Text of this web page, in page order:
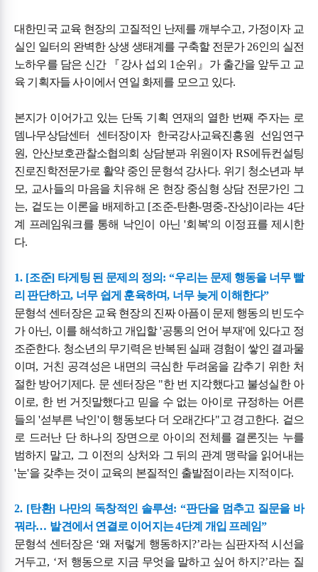
대한민국 교육 현장의 고질적인 난제를 깨부수고, 가정이자 교
실인 일터의 완벽한 상생 생태계를 구축할 전문가 26인의 실전
노하우를 담은 신간
『강사 섭외 1 순위 』 가 출간을 앞두고 교
육 기획자들 사이에서 연일 화제를 모으고 있다.
본지가 이어가고 있는 단독 기획 연재의 열한 번째 주자는 로
뎀나무상담센터 센터장이자 한국강사교육진흥원 선임연구
원, 안산보호관찰소협의회 상담분과 위원이자 RS에듀컨설팅
진로진학전문가로 활약 중인 문형석 강사다. 위기 청소년과 부
모, 교사들의 마음을 치유해 온 현장 중심형 상담 전문가인 그
는, 겉도는 이론을 배제하고 [조준-탄환-명중-잔상]이라는 4단
계 프레임워크를 통해 낙인이 아닌'회복'의 이정표를 제시한
다.
1. [조준] 타게팅 된 문제의 정의 : “우리는 문제 행동을 너무 빨
리 판단하고, 너무 쉽게 훈육하며, 너무 늦게 이해한다”
문형석 센터장은 교육 현장의 진짜 아픔이 문제 행동의 빈도수
가 아닌, 이를 해석하고 개입할'공통의 언어 부재'에 있다고 정
조준한다. 청소년의 무기력은 반복된 실패 경험이 쌓인 결과물
이며, 거친 공격성은 내면의 극심한 두려움을 감추기 위한 처
절한 방어기제다. 문 센터장은 "한 번 지각했다고 불성실한 아
이로, 한 번 거짓말했다고 믿을 수 없는 아이로 규정하는 어른
들의'섣부른 낙인'이 행동보다 더 오래간다"고 경고한다. 겉으
로 드러난 단 하나의 장면으로 아이의 전체를 결론짓는 누를
범하지 말고, 그 이전의 상처와 그 뒤의 관계 맹락을 읽어내는
'눈'을 갖추는 것이 교육의 본질적인 출발점이라는 지적이다.
2. [탄환] 나만의 독창적인 솔루션: “판단을 멈추고 질문을 바
꿔라… 발견에서 연결로 이어지는4단계 개입 프레임”
문형석 센터장은 ‘왜 저렇게 행동하지?’라는 심판자적 시선을
거두고, ‘저 행동으로 지금 무엇을 말하고 싶어 하지 ?’라는 질